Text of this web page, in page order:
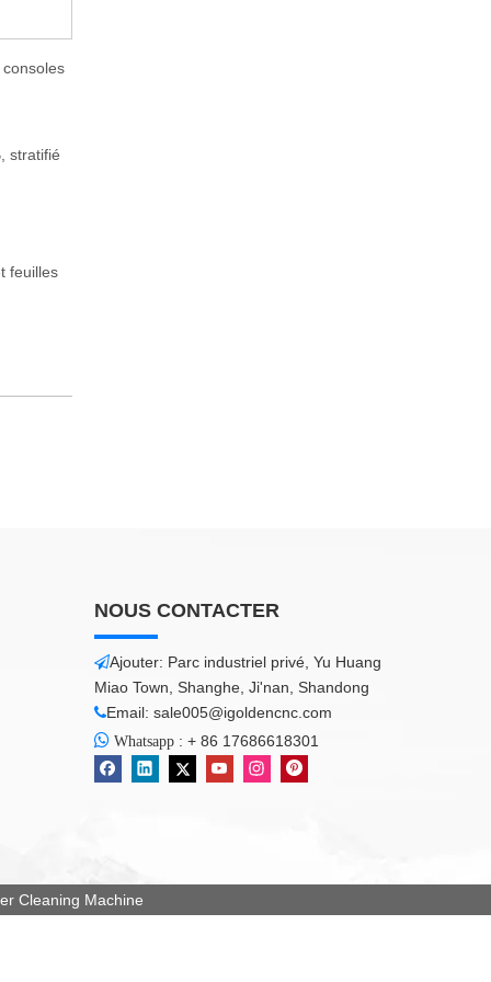
stratifié
feuilles
NOUS CONTACTER
Ajouter: Parc industriel privé, Yu Huang
Miao Town, Shanghe, Ji'nan, Shandong
Email: sale005@igoldencnc.com
 Whatsapp : + 86 17686618301
Cleaning Machine